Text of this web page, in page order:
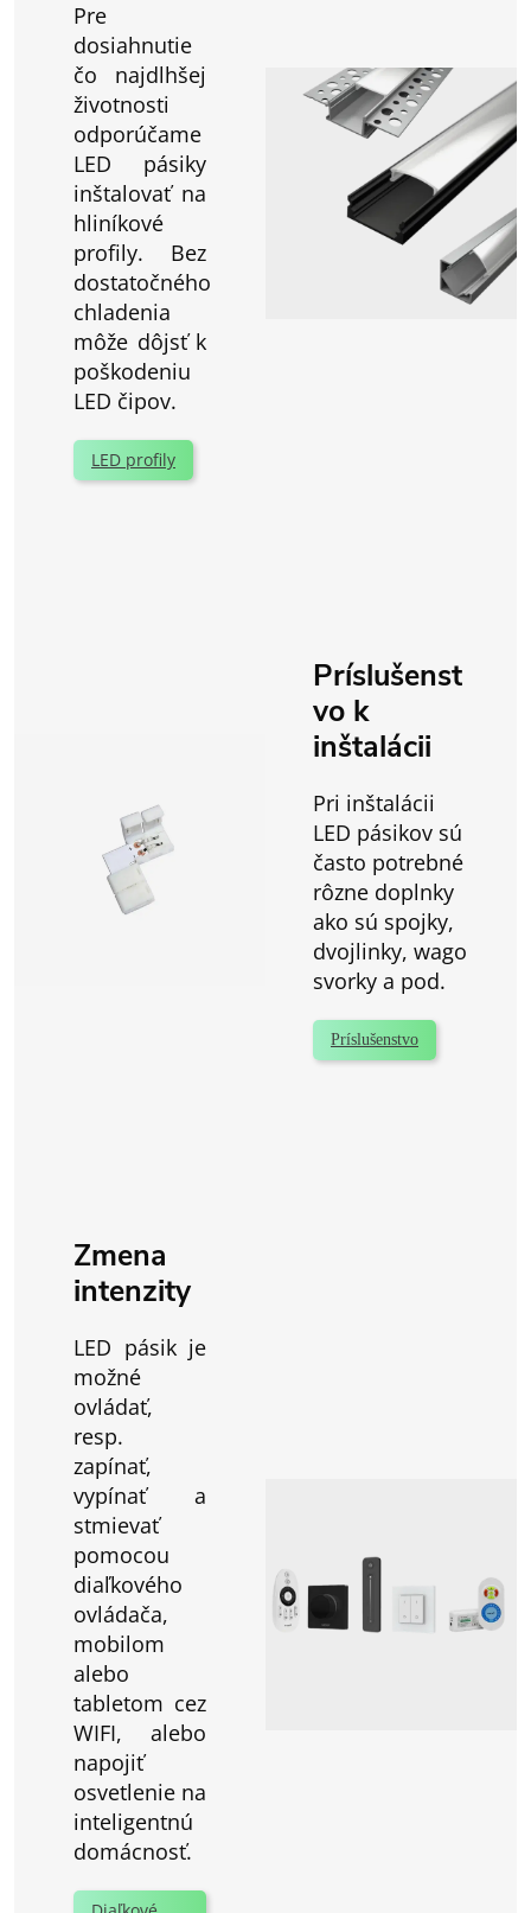
Pre
dosiahnutie
čo najdlhšej
životnosti
odporúčame
LED pásiky
inštalovať na
hliníkové
profily. Bez
dostatočného
chladenia
môže dôjsť k
poškodeniu
LED čipov.
LED profily
Príslušenst
vo k
inštalácii
Pri inštalácii
LED pásikov sú
často potrebné
rôzne doplnky
ako sú spojky,
dvojlinky, wago
svorky a pod.
Príslušenstvo
Zmena
intenzity
LED pásik je
možné
ovládať,
resp.
zapínať,
vypínať a
stmievať
pomocou
diaľkového
ovládača,
mobilom
alebo
tabletom cez
WIFI, alebo
napojiť
osvetlenie na
inteligentnú
domácnosť.